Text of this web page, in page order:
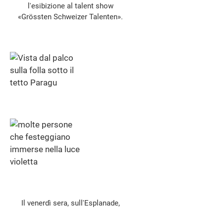
l'esibizione al talent show
«Grössten Schweizer Talenten».
Il venerdì sera, sull'Esplanade,